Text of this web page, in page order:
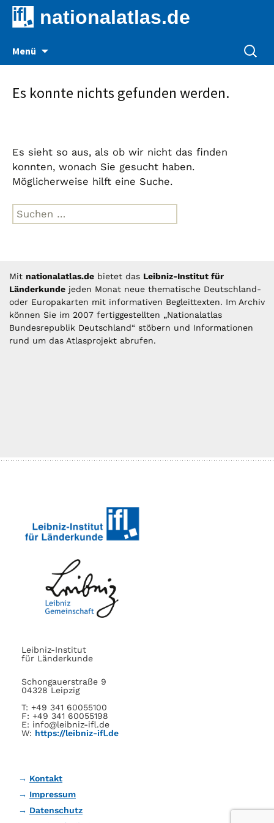
nationalatlas.de
Menü
Suche
nach:
Es konnte nichts gefunden werden.
Es sieht so aus, als ob wir nicht das finden
konnten, wonach Sie gesucht haben.
Möglicherweise hilft eine Suche.
Suche
nach:
Mit nationalatlas.de bietet das Leibniz-Institut für
Länderkunde jeden Monat neue thematische Deutschland-
oder Europakarten mit informativen Begleittexten. Im Archiv
können Sie im 2007 fertiggestellten „Nationalatlas
Bundesrepublik Deutschland“ stöbern und Informationen
rund um das Atlasprojekt abrufen.
Leibniz-Institut
für Länderkunde
Schongauerstraße 9
04328 Leipzig
T: +49 341 60055100
F: +49 341 60055198
E: info@leibniz-ifl.de
W: https://leibniz-ifl.de
Kontakt
Impressum
Datenschutz